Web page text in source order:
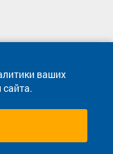
ваших
78 Д